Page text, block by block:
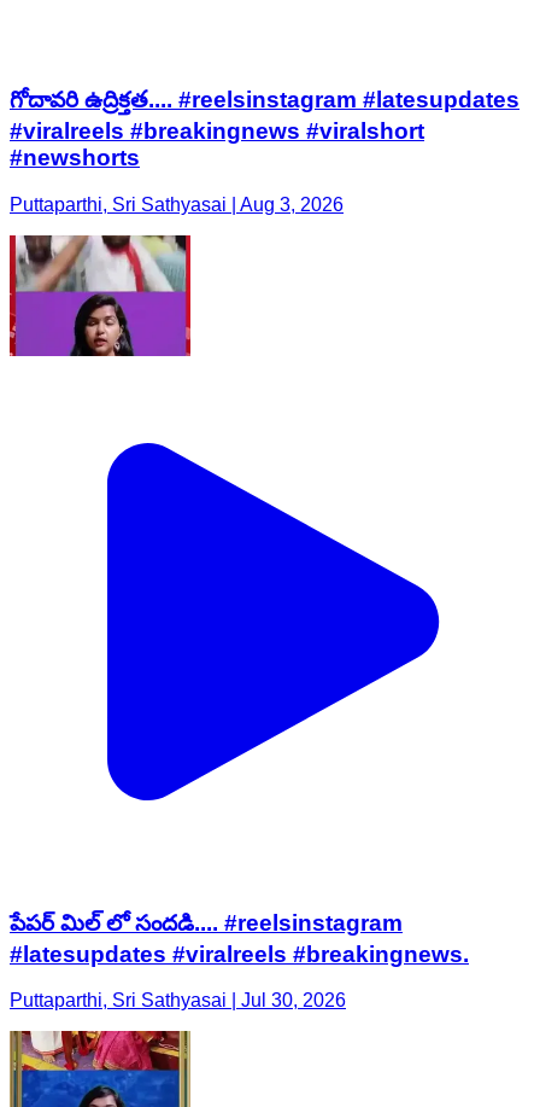
గోదావరి ఉద్రిక్తత.... #reelsinstagram #latesupdates
#viralreels #breakingnews #viralshort
#newshorts
Puttaparthi, Sri Sathyasai | Aug 3, 2026
పేపర్ మిల్ లో సందడి.... #reelsinstagram
#latesupdates #viralreels #breakingnews.
Puttaparthi, Sri Sathyasai | Jul 30, 2026